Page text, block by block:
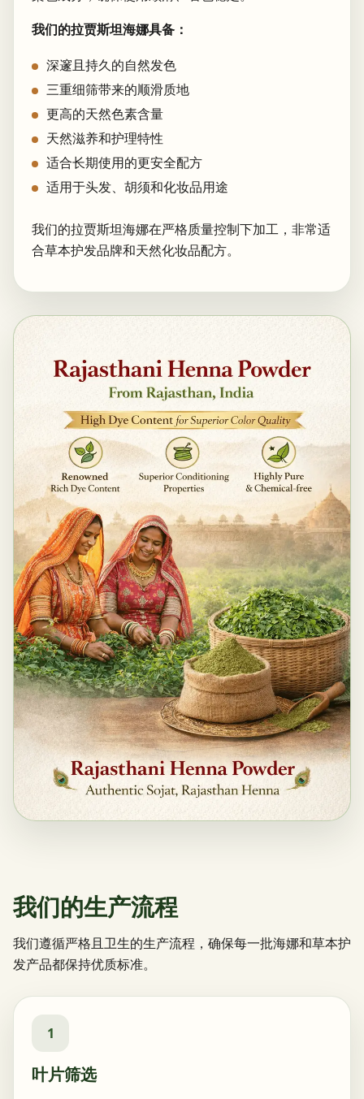
我们的拉贾斯坦海娜具备：
深邃且持久的自然发色
三重细筛带来的顺滑质地
更高的天然色素含量
天然滋养和护理特性
适合长期使用的更安全配方
适用于头发、胡须和化妆品用途
我们的拉贾斯坦海娜在严格质量控制下加工，非常适
合草本护发品牌和天然化妆品配方。
我们的生产流程
我们遵循严格且卫生的生产流程，确保每一批海娜和草本护
发产品都保持优质标准。
1
叶片筛选